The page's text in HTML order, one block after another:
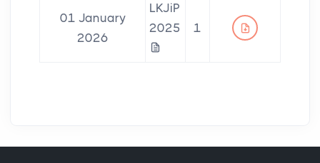
01 January
2026
LKJiP
2025
1